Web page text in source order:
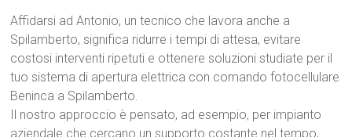
Affidarsi ad Antonio, un tecnico che lavora anche a
Spilamberto, significa ridurre i tempi di attesa, evitare
costosi interventi ripetuti e ottenere soluzioni studiate per il
tuo sistema di apertura elettrica con comando fotocellulare
Beninca a Spilamberto.
Il nostro approccio è pensato, ad esempio, per impianto
aziendale che cercano un supporto costante nel tempo,